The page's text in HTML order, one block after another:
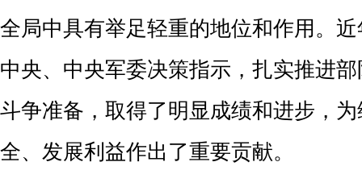
全局中具有举足轻重的地位和作用。
中央、中央军委决策指示，扎实推进
斗争准备，取得了明显成绩和进步，
全、发展利益作出了重要贡献。